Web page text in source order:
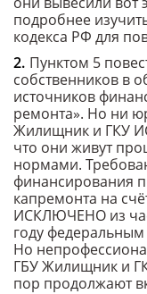
подробнее
кодекса РФ для
Пунктом 5
собственников в
источников
ремонта». Но ни
Жилищник и ГКУ
что они живут
нормами.
финансирования
капремонта на
ИСКЛЮЧЕНО из
году
Но
ГБУ Жилищник и
пор продолжают